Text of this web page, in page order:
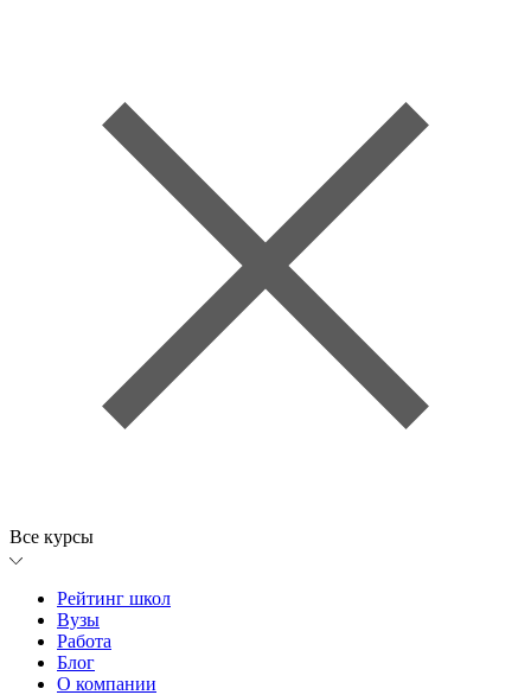
Все курсы
Рейтинг школ
Вузы
Работа
Блог
О компании